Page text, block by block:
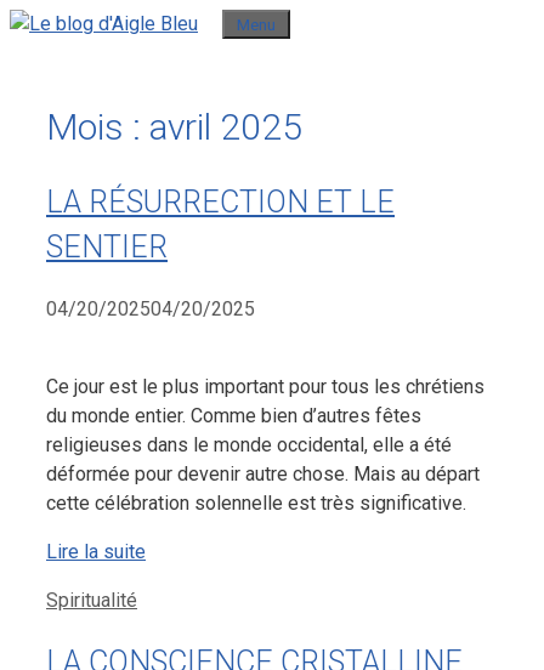
Aller
Menu
Mois : avril 2025
LA RÉSURRECTION ET LE
SENTIER
04/20/202504/20/2025
Ce jour est le plus important pour tous les chrétiens
du monde entier. Comme bien d’autres fêtes
religieuses dans le monde occidental, elle a été
déformée pour devenir autre chose. Mais au départ
cette célébration solennelle est très significative.
Lire la suite
Catégories
Spiritualité
LA CONSCIENCE CRISTALLINE